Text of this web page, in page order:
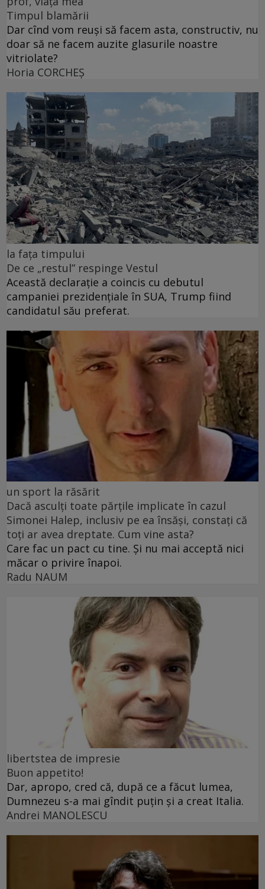
Timpul blamării
Dar cînd vom reuși să facem asta, constructiv, nu
doar să ne facem auzite glasurile noastre
vitriolate?
Horia CORCHEŞ
la fața timpului
De ce „restul” respinge Vestul
Această declarație a coincis cu debutul
campaniei prezidențiale în SUA, Trump fiind
candidatul său preferat.
un sport la răsărit
Dacă asculți toate părțile implicate în cazul
Simonei Halep, inclusiv pe ea însăși, constați că
toți ar avea dreptate. Cum vine asta?
Care fac un pact cu tine. Și nu mai acceptă nici
măcar o privire înapoi.
Radu NAUM
libertstea de impresie
Buon appetito!
Dar, apropo, cred că, după ce a făcut lumea,
Dumnezeu s-a mai gîndit puțin și a creat Italia.
Andrei MANOLESCU